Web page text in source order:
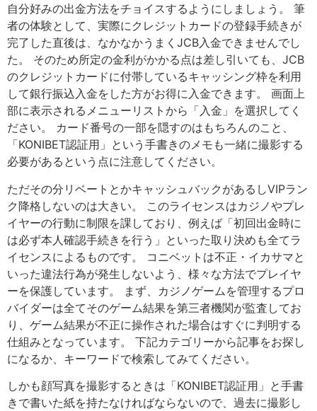
自分好みの出金方法をチョイスするようにしましょう。 筆
者の体験として、実際にクレジットカードの登録手続きが
完了した直後は、なかなかうまくJCB入金できませんでし
た。 そのため所定の金利がかかる点は差し引いても、JCB
のクレジットカードに付帯しているキャッシング枠を利用
して銀行振込入金をした方がお得に入金できます。 画面上
部に表示されるメニューリストから「入金」を選択してく
ださい。 カード番号の一部を隠すのはもちろんのこと、
「KONIBET認証用」という手書きのメモも一緒に撮影する
必要があるという点に注意してください。
ただその分リベートとかキャッシュバックがあるしVIPラン
ク降格しないのは大きい。 このライセンスはカジノやプレ
イヤーの行動に制限を課しており、例えば「初回出金時に
は必ず本人確認手続きを行う」といった取り決めも全てラ
イセンスによるものです。 コニベットは不正・イカサマと
いった違法行為が発生しないよう、様々な方法でプレイヤ
ーを保護しています。 まず、カジノゲームを管理するプロ
バイダーは全てそのゲーム結果を第三者機関が監査してお
り、ゲーム結果が不正に操作された場合はすぐに判明する
仕組みとなっています。 下記カテゴリーから記事をお探し
になるか、キーワードで検索してみてください。
しかも顔写真を撮影するときは「KONIBET認証用」と手書
きで書いた紙を持たなければならないので、過去に撮影し